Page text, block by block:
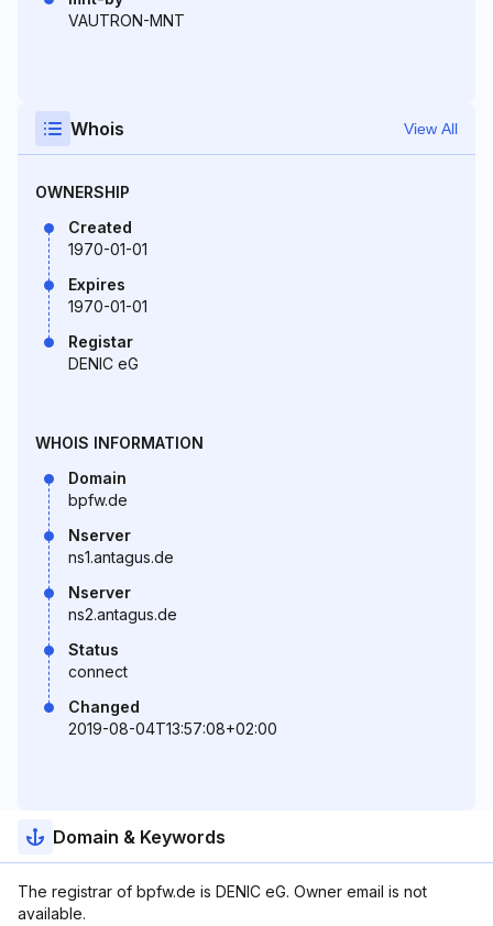
VAUTRON-MNT
Whois View All
OWNERSHIP
Created
1970-01-01
Expires
1970-01-01
Registar
DENIC eG
WHOIS INFORMATION
Domain
bpfw.de
Nserver
ns1.antagus.de
Nserver
ns2.antagus.de
Status
connect
Changed
2019-08-04T13:57:08+02:00
Domain & Keywords
The registrar of bpfw.de is DENIC eG. Owner email is not
available.